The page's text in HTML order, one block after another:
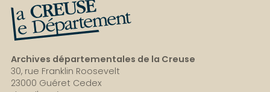
La Creuse, le département
Archives départementales de la Creuse
30, rue Franklin Roosevelt
23000 Guéret Cedex